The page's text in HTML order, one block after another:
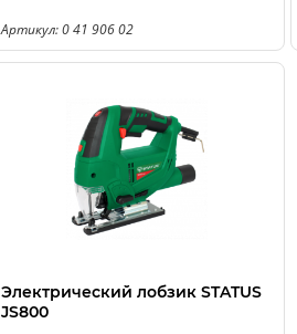
Артикул: 0 41 906 02
Электрический лобзик STATUS
JS800